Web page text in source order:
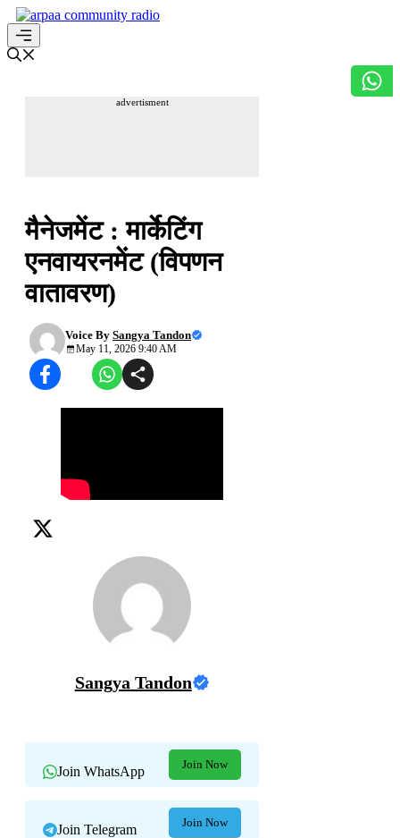
Skip
to
content
Menu
advertisment
मैनेजमेंट : मार्केटिंग
एनवायरनमेंट (विपणन
वातावरण)
Voice By Sangya Tandon
May 11, 2026 9:40 AM
Sangya Tandon
Join WhatsApp Join Now
Join Telegram Join Now